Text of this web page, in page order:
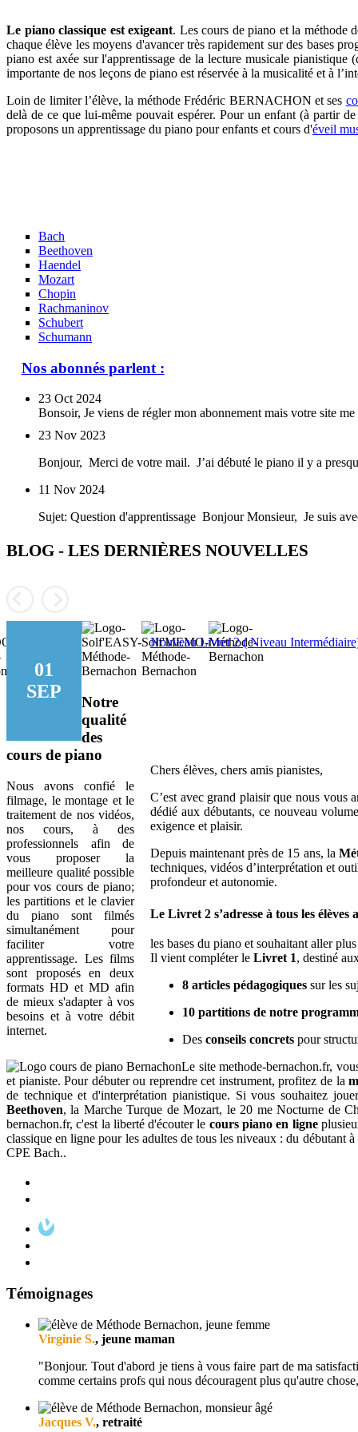
Le piano classique est exigeant. Les cours de piano et la méthode
chaque élève les moyens d'avancer très rapidement sur des bases
piano est axée sur l'apprentissage de la lecture musicale
importante de nos leçons de piano est réservée à la musicalité et à
Loin de limiter l’élève, la méthode Frédéric BERNACHON et ses
delà de ce que lui-même pouvait espérer. Pour un enfant (à partir
proposons un apprentissage du piano pour enfants et cours d'éveil
Bach
Beethoven
Haendel
Mozart
Chopin
Rachmaninov
Schubert
Schumann
Nos abonnés parlent :
23 Oct 2024
Bonsoir, Je viens de régler mon abonnement mais votre site
23 Nov 2023
Bonjour, Merci de votre mail. J’ai débuté le piano il y a
11 Nov 2024
Sujet: Question d'apprentissage Bonjour Monsieur, Je suis
BLOG - LES DERNIÈRES NOUVELLES
01
SEP
Nouveau Livret 2 ( Niveau
Chers élèves, chers amis pianistes,
C’est avec grand plaisir que nous vous
dédié aux débutants, ce nouveau
exigence et plaisir.
Depuis maintenant près de 15 ans, la
techniques, vidéos d’interprétation et
profondeur et autonomie.
Le Livret 2 s’adresse à tous les élèves
les bases du piano et souhaitant aller
Il vient compléter le Livret 1, destiné
8 articles pédagogiques sur les
10 partitions de notre
Des conseils concrets pour
Notre
qualité
des
cours de piano
Nous avons confié le
filmage, le montage et le
traitement de nos vidéos,
nos cours, à des
professionnels afin de
vous proposer la
meilleure qualité possible
pour vos cours de piano;
les partitions et le clavier
du piano sont filmés
simultanément pour
faciliter votre
apprentissage. Les films
sont proposés en deux
formats HD et MD afin
de mieux s'adapter à vos
besoins et à votre débit
internet.
Le site methode-bernachon.fr,
et pianiste. Pour débuter ou reprendre cet instrument, profitez de la
de technique et d'interprétation pianistique. Si vous souhaitez
Beethoven, la Marche Turque de Mozart, le 20 me Nocturne de
bernachon.fr, c'est la liberté d'écouter le cours piano en ligne
classique en ligne pour les adultes de tous les niveaux : du
CPE Bach..
Témoignages
Virginie S., jeune maman
"Bonjour. Tout d'abord je tiens à vous faire part de ma
comme certains profs qui nous découragent plus qu'autre
Jacques V., retraité